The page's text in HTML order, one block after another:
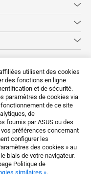
utilisent des cookies
des fonctions en ligne
et de sécurité.
paramètres de cookies via
de ce site
de
fournis par ASUS ou des
préférences concernant
configurer les
des cookies » au
biais de votre navigateur.
Politique de
similaires ».
Sign up